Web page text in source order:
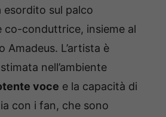
esordito sul palco
co-conduttrice, insieme al
L’artista è
nell’ambiente
voce e la capacità di
con i fan, che sono